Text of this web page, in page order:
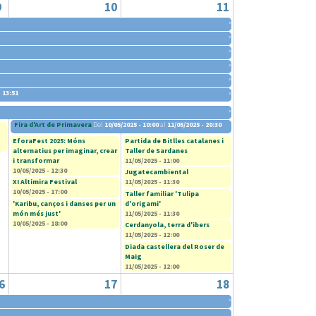
10 11
»
»
»
»
»
13:51
»
»
Fira d'Art de Primavera Del 10/05/2025 - 10:00al 11/05/2025 - 20:30
EforaFest 2025: Móns
alternatius per imaginar, crear
i transformar
10/05/2025 - 12:30
XI Altimira Festival
10/05/2025 - 17:00
'Karibu, canços i danses per un
món més just'
10/05/2025 - 18:00
Partida de Bitlles catalanes i
Taller de Sardanes
11/05/2025 - 11:00
Jugatecambiental
11/05/2025 - 11:30
Taller familiar 'Tulipa
d'origami'
11/05/2025 - 11:30
Cerdanyola, terra d'ibers
11/05/2025 - 12:00
Diada castellera del Roser de
Maig
11/05/2025 - 12:00
17 18
»